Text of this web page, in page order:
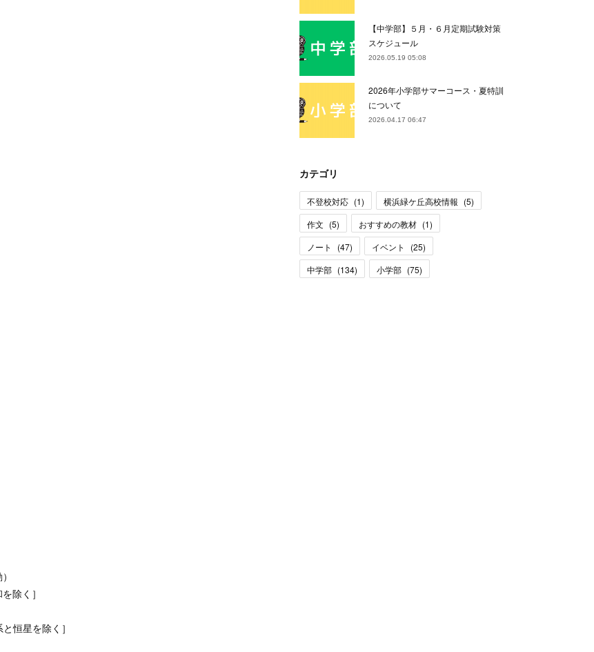
除く］
恒星を除く］
【中学部】５月・６月定期試験対策
スケジュール
2026.05.19 05:08
2026年小学部サマーコース・夏特訓
について
2026.04.17 06:47
カテゴリ
不登校対応 (1) 横浜緑ケ丘高校情報 (5)
作文 (5) おすすめの教材 (1)
ノート
(47) イベント (25)
中学部 (134) 小学部 (75)